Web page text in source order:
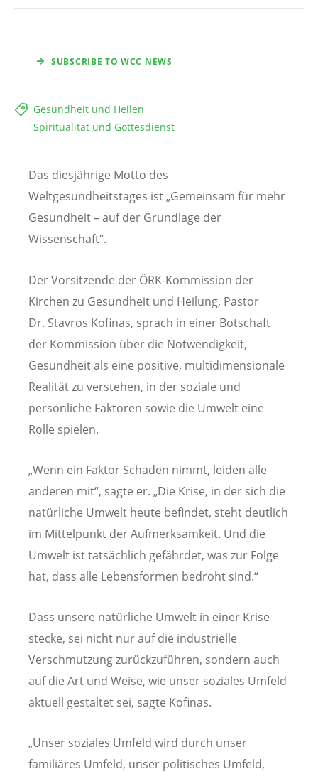
SUBSCRIBE TO WCC NEWS
Gesundheit und Heilen
Spiritualität und Gottesdienst
Das diesjährige Motto des
Weltgesundheitstages ist „Gemeinsam für mehr
Gesundheit – auf der Grundlage der
Wissenschaft“.
Der Vorsitzende der ÖRK-Kommission der
Kirchen zu Gesundheit und Heilung, Pastor
Dr. Stavros Kofinas, sprach in einer Botschaft
der Kommission über die Notwendigkeit,
Gesundheit als eine positive, multidimensionale
Realität zu verstehen, in der soziale und
persönliche Faktoren sowie die Umwelt eine
Rolle spielen.
„Wenn ein Faktor Schaden nimmt, leiden alle
anderen mit“, sagte er. „Die Krise, in der sich die
natürliche Umwelt heute befindet, steht deutlich
im Mittelpunkt der Aufmerksamkeit. Und die
Umwelt ist tatsächlich gefährdet, was zur Folge
hat, dass alle Lebensformen bedroht sind.“
Dass unsere natürliche Umwelt in einer Krise
stecke, sei nicht nur auf die industrielle
Verschmutzung zurückzuführen, sondern auch
auf die Art und Weise, wie unser soziales Umfeld
aktuell gestaltet sei, sagte Kofinas.
„Unser soziales Umfeld wird durch unser
familiäres Umfeld, unser politisches Umfeld,